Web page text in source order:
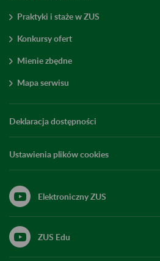
Praktyki i staże w ZUS
Konkursy ofert
Mienie zbędne
Mapa serwisu
Deklaracja dostępności
Ustawienia plików cookies
Elektroniczny ZUS
ZUS Edu